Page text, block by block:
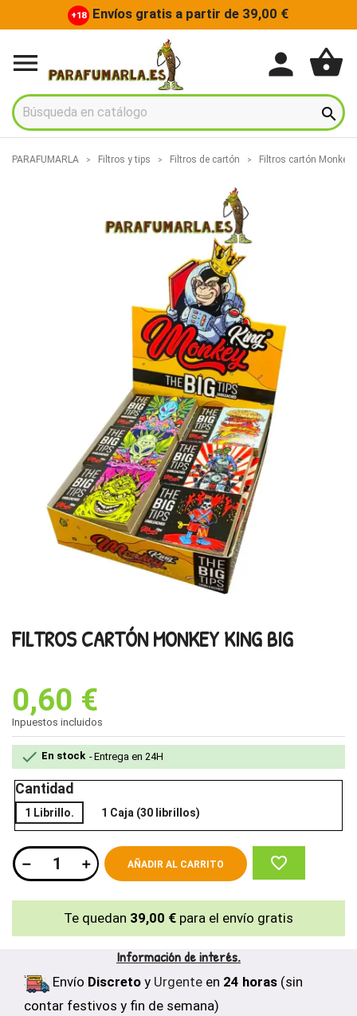
+18 Envíos gratis a partir de 39,00 €
 person shopping_basket

PARAFUMARLA Filtros y tips Filtros de cartón Filtros cartón Monkey
FILTROS CARTÓN MONKEY KING BIG
0,60 €
Inpuestos incluidos
 En stock Entrega en 24H
Cantidad
1 Librillo. 1 Caja (30 librillos)
AÑADIR AL CARRITO favorite_border
Te quedan 39,00 € para el envío gratis
Información de interés.
Envío Discreto y Urgente en 24 horas (sin
contar festivos y fin de semana)